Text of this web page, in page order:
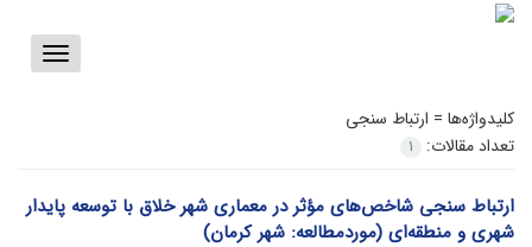
Toggle
کلیدواژه‌ها = ارتباط سنجی
تعداد مقالات:
1
ارتباط سنجی شاخص‌های مؤثر در معماری شهر خلاق با توسعه پایدار
شهری و منطقه‌ای (موردمطالعه: شهر کرمان)